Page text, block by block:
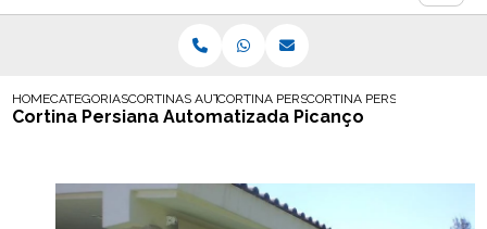
HOMECATEGORIASCORTINAS AUTOMATICASCORTINA PERSIANA AUTOMATIZADA
CORTINA PERSIANA
Cortina Persiana Automatizada Picanço